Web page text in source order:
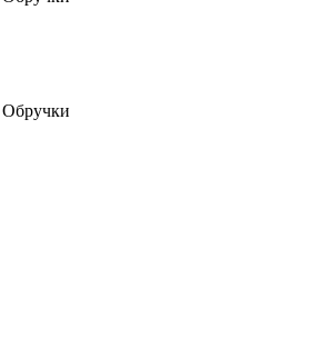
Обручки